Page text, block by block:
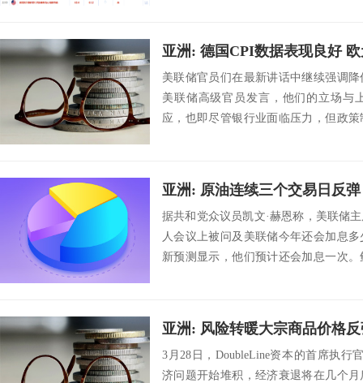
亚洲: 德国CPI数据表现良好 欧
美联储官员们在最新讲话中继续强调
美联储高级官员发言，他们的立场与
应，也即尽管银行业面临压力，但政
亚洲: 原油连续三个交易日反
据共和党众议员凯文·赫恩称，美联储
人会议上被问及美联储今年还会加息
新预测显示，他们预计还会加息一次
亚洲: 风险转暖大宗商品价格
3月28日，DoubleLine资本的首席执行
济问题开始堆积，经济衰退将在几个